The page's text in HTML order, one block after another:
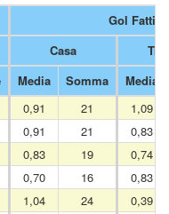
Gol Fatti
Casa
Media Somma
Media
0,91 21
1,09
0,91 21
0,83
0,83 19
0,74
0,70 16
0,83
1,04 24
0,39